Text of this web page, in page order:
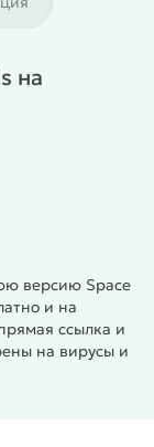
/
/
на
версию Space
и на
ссылка и
на вирусы и